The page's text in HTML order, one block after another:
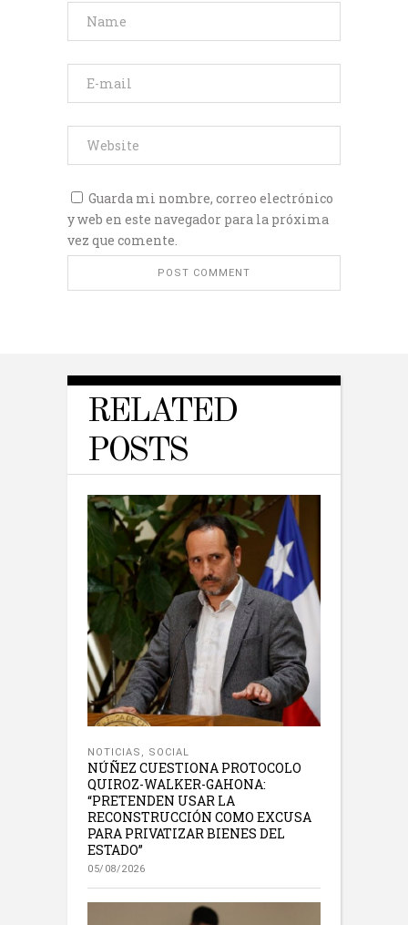
Guarda mi nombre, correo electrónico
y web en este navegador para la próxima
vez que comente.
RELATED
POSTS
NOTICIAS , SOCIAL
NÚÑEZ CUESTIONA PROTOCOLO
QUIROZ-WALKER-GAHONA:
“PRETENDEN USAR LA
RECONSTRUCCIÓN COMO EXCUSA
PARA PRIVATIZAR BIENES DEL
ESTADO”
05/08/2026